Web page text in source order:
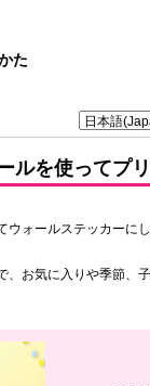
た
ルを使ってプ
ウォールステッカーに
、お気に入りや季節、